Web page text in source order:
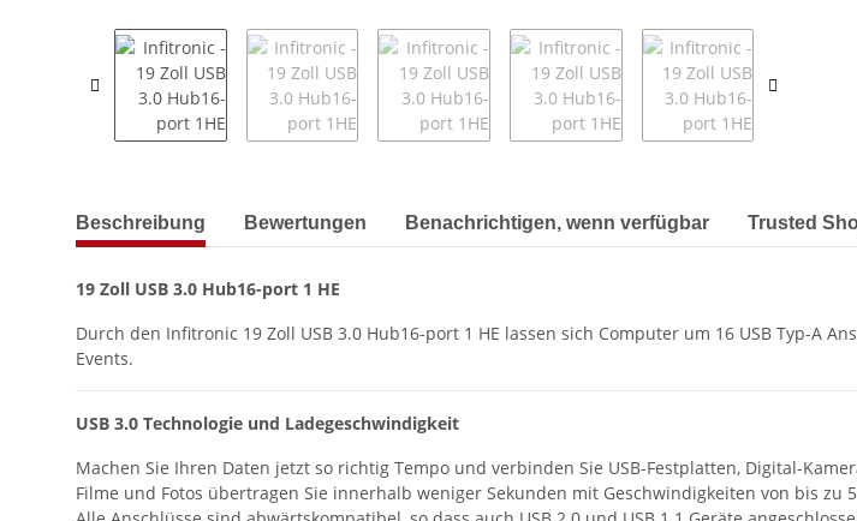
weitere Registerkarten anzeigen
Beschreibung Bewertungen Benachrichtigen, wenn verfügbar Trusted
19 Zoll USB 3.0 Hub16-port 1 HE
Durch den Infitronic 19 Zoll USB 3.0 Hub16-port 1 HE lassen sich Computer um 16 USB Typ-A
Events.
USB 3.0 Technologie und Ladegeschwindigkeit
Machen Sie Ihren Daten jetzt so richtig Tempo und verbinden Sie USB-Festplatten, Digital-
Filme und Fotos übertragen Sie innerhalb weniger Sekunden mit Geschwindigkeiten von bis